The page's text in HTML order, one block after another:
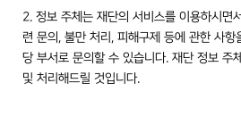
2. 정보 주체는 재단의 서비스를 이용하시면
련 문의, 불만 처리, 피해구제 등에 관한 사
당 부서로 문의할 수 있습니다. 재단 정보 주
및 처리해드릴 것입니다.